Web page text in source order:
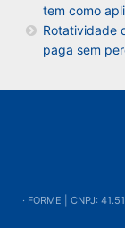
tem como
Rotatividade
paga sem
· FORME | CNPJ: